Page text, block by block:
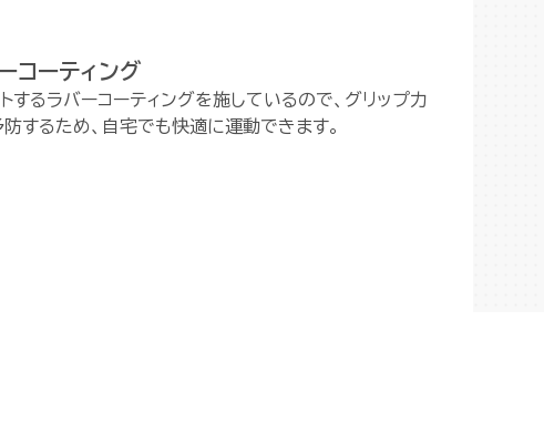
コーティング
するラバーコーティングを施しているので、グリップ力
するため、自宅でも快適に運動できます。